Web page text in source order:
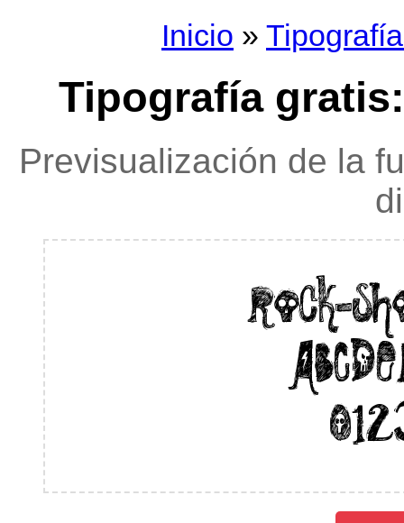
Inicio »
Tipografía
Previsualización de la
rock-